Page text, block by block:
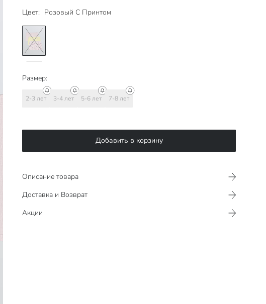
Цвет: Розовый С Принтом
Размер:
2-3 лет 3-4 лет 5-6 лет 7-8 лет
Добавить в корзину
Описание товара
Доставка и Возврат
Акции